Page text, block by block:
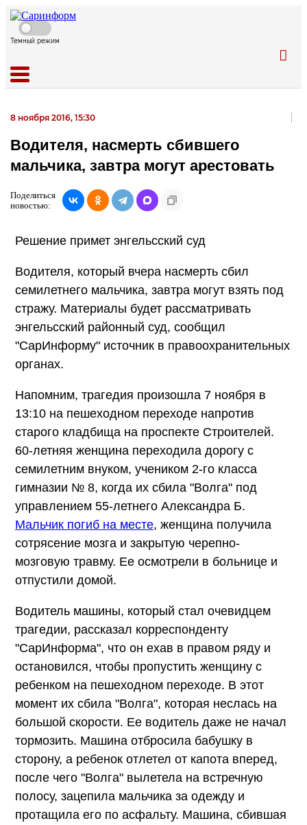
Темный режим
8 ноября 2016, 15:30
Водителя, насмерть сбившего
мальчика, завтра могут арестовать
Поделиться
новостью:
Решение примет энгельсский суд
Водителя, который вчера насмерть сбил
семилетнего мальчика, завтра могут взять под
стражу. Материалы будет рассматривать
энгельсский районный суд, сообщил
"СарИнформу" источник в правоохранительных
органах.
Напомним, трагедия произошла 7 ноября в
13:10 на пешеходном переходе напротив
старого кладбища на проспекте Строителей.
60-летняя женщина переходила дорогу с
семилетним внуком, учеником 2-го класса
гимназии № 8, когда их сбила "Волга" под
управлением 55-летнего Александра Б.
Мальчик погиб на месте, женщина получила
сотрясение мозга и закрытую черепно-
мозговую травму. Ее осмотрели в больнице и
отпустили домой.
Водитель машины, который стал очевидцем
трагедии, рассказал корреспонденту
"СарИнформа", что он ехав в правом ряду и
остановился, чтобы пропустить женщину с
ребенком на пешеходном переходе. В этот
момент их сбила "Волга", которая неслась на
большой скорости. Ее водитель даже не начал
тормозить. Машина отбросила бабушку в
сторону, а ребенок отлетел от капота вперед,
после чего "Волга" вылетела на встречную
полосу, зацепила мальчика за одежду и
протащила его по асфальту. Машина, сбившая